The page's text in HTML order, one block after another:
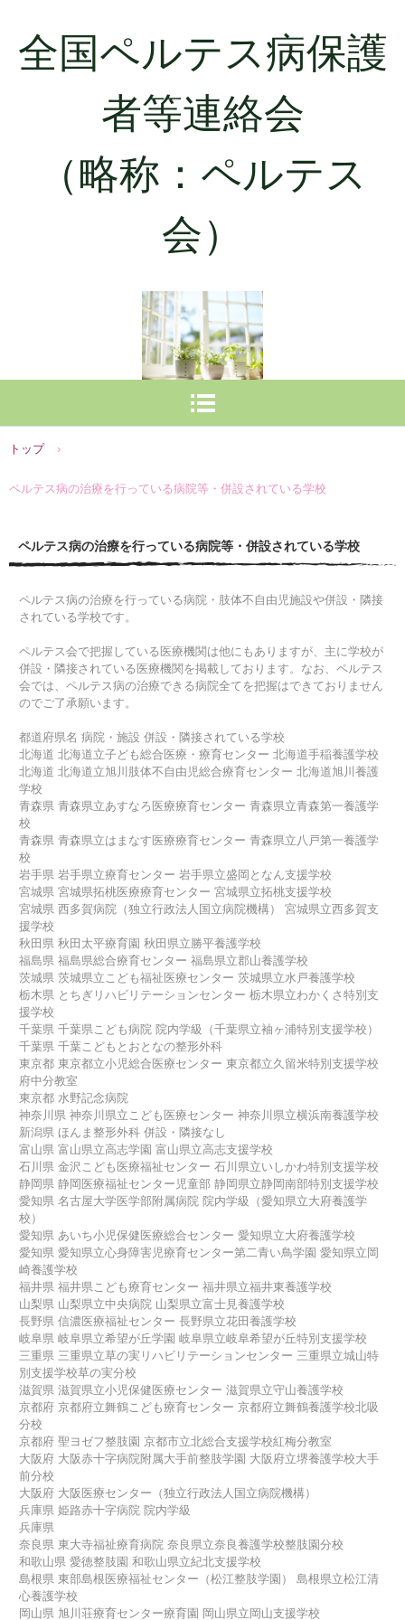
全国ペルテス病保護
者等連絡会
（略称：ペルテス
会）
トップ ›
ペルテス病の治療を行っている病院等・併設されている学校
ペルテス病の治療を行っている病院等・併設されている学校
ペルテス病の治療を行っている病院・肢体不自由児施設や併設・隣接
されている学校です。
ペルテス会で把握している医療機関は他にもありますが、主に学校が
併設・隣接されている医療機関を掲載しております。なお、ペルテス
会では、ペルテス病の治療できる病院全てを把握はできておりません
のでご了承願います。
都道府県名 病院・施設 併設・隣接されている学校
北海道 北海道立子ども総合医療・療育センター 北海道手稲養護学校
北海道 北海道立旭川肢体不自由児総合療育センター 北海道旭川養護
学校
青森県 青森県立あすなろ医療療育センター 青森県立青森第一養護学
校
青森県 青森県立はまなす医療療育センター 青森県立八戸第一養護学
校
岩手県 岩手県立療育センター 岩手県立盛岡となん支援学校
宮城県 宮城県拓桃医療療育センター 宮城県立拓桃支援学校
宮城県 西多賀病院（独立行政法人国立病院機構） 宮城県立西多賀支
援学校
秋田県 秋田太平療育園 秋田県立勝平養護学校
福島県 福島県総合療育センター 福島県立郡山養護学校
茨城県 茨城県立こども福祉医療センター 茨城県立水戸養護学校
栃木県 とちぎリハビリテーションセンター 栃木県立わかくさ特別支
援学校
千葉県 千葉県こども病院 院内学級（千葉県立袖ヶ浦特別支援学校）
千葉県 千葉こどもとおとなの整形外科
東京都 東京都立小児総合医療センター 東京都立久留米特別支援学校
府中分教室
東京都 水野記念病院
神奈川県 神奈川県立こども医療センター 神奈川県立横浜南養護学校
新潟県 ほんま整形外科 併設・隣接なし
富山県 富山県立高志学園 富山県立高志支援学校
石川県 金沢こども医療福祉センター 石川県立いしかわ特別支援学校
静岡県 静岡医療福祉センター児童部 静岡県立静岡南部特別支援学校
愛知県 名古屋大学医学部附属病院 院内学級（愛知県立大府養護学
校）
愛知県 あいち小児保健医療総合センター 愛知県立大府養護学校
愛知県 愛知県立心身障害児療育センター第二青い鳥学園 愛知県立岡
崎養護学校
福井県 福井県こども療育センター 福井県立福井東養護学校
山梨県 山梨県立中央病院 山梨県立富士見養護学校
長野県 信濃医療福祉センター 長野県立花田養護学校
岐阜県 岐阜県立希望が丘学園 岐阜県立岐阜希望が丘特別支援学校
三重県 三重県立草の実リハビリテーションセンター 三重県立城山特
別支援学校草の実分校
滋賀県 滋賀県立小児保健医療センター 滋賀県立守山養護学校
京都府 京都府立舞鶴こども療育センター 京都府立舞鶴養護学校北吸
分校
京都府 聖ヨゼフ整肢園 京都市立北総合支援学校紅梅分教室
大阪府 大阪赤十字病院附属大手前整肢学園 大阪府立堺養護学校大手
前分校
大阪府 大阪医療センター（独立行政法人国立病院機構）
兵庫県 姫路赤十字病院 院内学級
兵庫県
奈良県 東大寺福祉療育病院 奈良県立奈良養護学校整肢園分校
和歌山県 愛徳整肢園 和歌山県立紀北支援学校
島根県 東部島根医療福祉センター（松江整肢学園） 島根県立松江清
心養護学校
岡山県 旭川荘療育センター療育園 岡山県立岡山支援学校